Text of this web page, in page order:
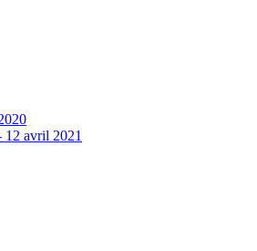
12 avril 2021